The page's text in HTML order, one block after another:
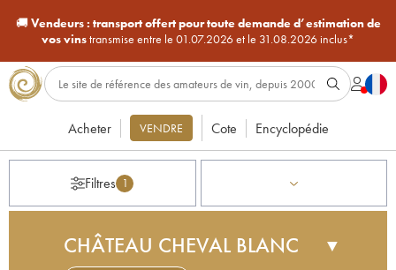
🚚Vendeurs : transport offert pour toute demande d’estimation de
vos vinstransmise entre le 01.07.2026 et le 31.08.2026 inclus*
Acheter VENDRE Cote Encyclopédie
Filtres 1
CHÂTEAU CHEVAL BLANC ▼